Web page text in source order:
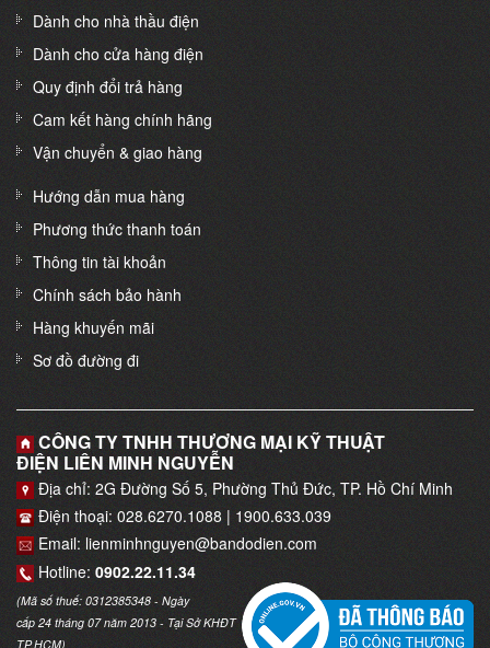
Dành cho nhà thầu điện
Dành cho cửa hàng điện
Quy định đổi trả hàng
Cam kết hàng chính hãng
Vận chuyển & giao hàng
Hướng dẫn mua hàng
Phương thức thanh toán
Thông tin tài khoản
Chính sách bảo hành
Hàng khuyến mãi
Sơ đồ đường đi
CÔNG TY TNHH THƯƠNG MẠI KỸ THUẬT
ĐIỆN LIÊN MINH NGUYỄN
Địa chỉ: 2G Đường Số 5, Phường Thủ Đức, TP. Hồ Chí Minh
Điện thoại: 028.6270.1088 | 1900.633.039
Email: lienminhnguyen@bandodien.com
Hotline: 0902.22.11.34
(Mã số thuế: 0312385348 - Ngày
cấp 24 tháng 07 năm 2013 - Tại Sở KHĐT
TP.HCM)